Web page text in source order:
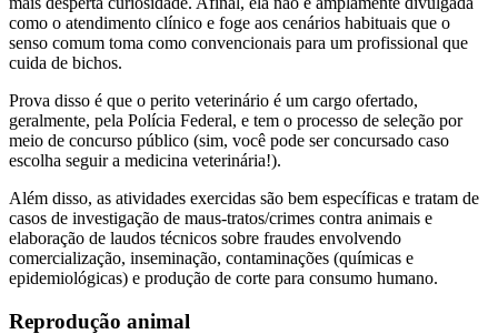
como o atendimento clínico e foge aos cenários habituais que o
senso comum toma como convencionais para um profissional que
cuida de bichos.
Prova disso é que o perito veterinário é um cargo ofertado,
geralmente, pela Polícia Federal, e tem o processo de seleção por
meio de concurso público (sim, você pode ser concursado caso
escolha seguir a medicina veterinária!).
Além disso, as atividades exercidas são bem específicas e tratam de
casos de investigação de maus-tratos/crimes contra animais e
elaboração de laudos técnicos sobre fraudes envolvendo
comercialização, inseminação, contaminações (químicas e
epidemiológicas) e produção de corte para consumo humano.
Reprodução animal